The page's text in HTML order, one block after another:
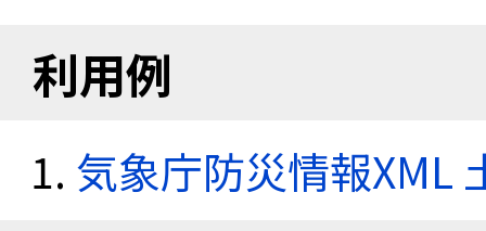
利用例
気象庁防災情報XML